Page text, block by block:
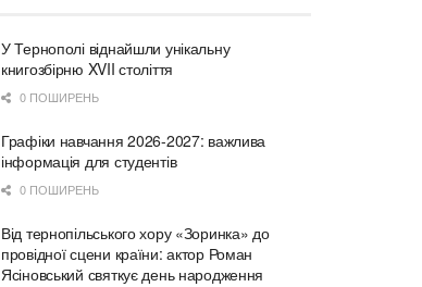
У Тернополі віднайшли унікальну
книгозбірню XVII століття
0 ПОШИРЕНЬ
Графіки навчання 2026-2027: важлива
інформація для студентів
0 ПОШИРЕНЬ
Від тернопільського хору «Зоринка» до
провідної сцени країни: актор Роман
Ясіновський святкує день народження